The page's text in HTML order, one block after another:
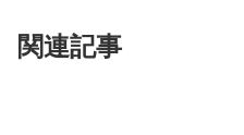
関連記事